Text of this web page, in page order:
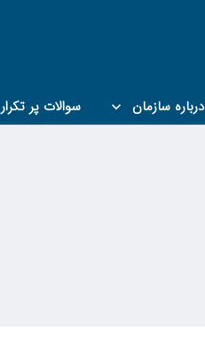
درباره سازمان سوالات پر تکرار